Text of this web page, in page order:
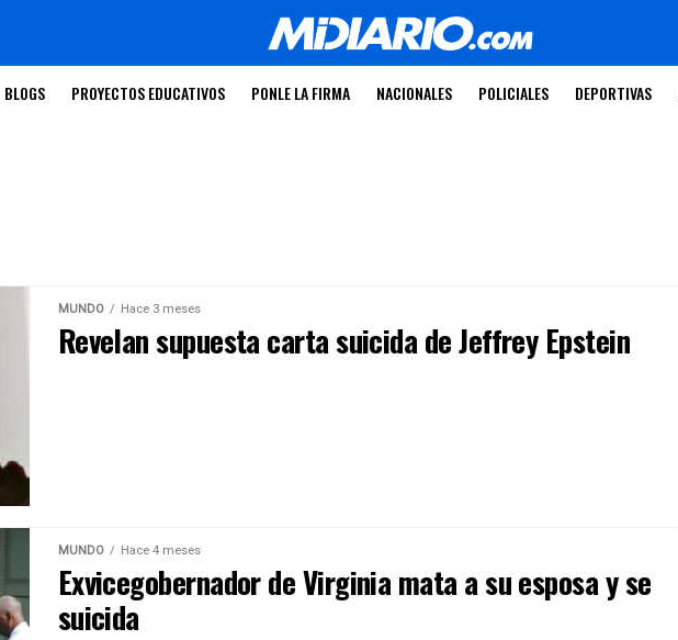
BLOGS PROYECTOS EDUCATIVOS PONLE LA FIRMA NACIONALES POLICIALES DEPORTIVAS
MUNDO Hace 3 meses
Revelan supuesta carta suicida de Jeffrey Epstein
MUNDO Hace 4 meses
Exvicegobernador de Virginia mata a su esposa y se
suicida